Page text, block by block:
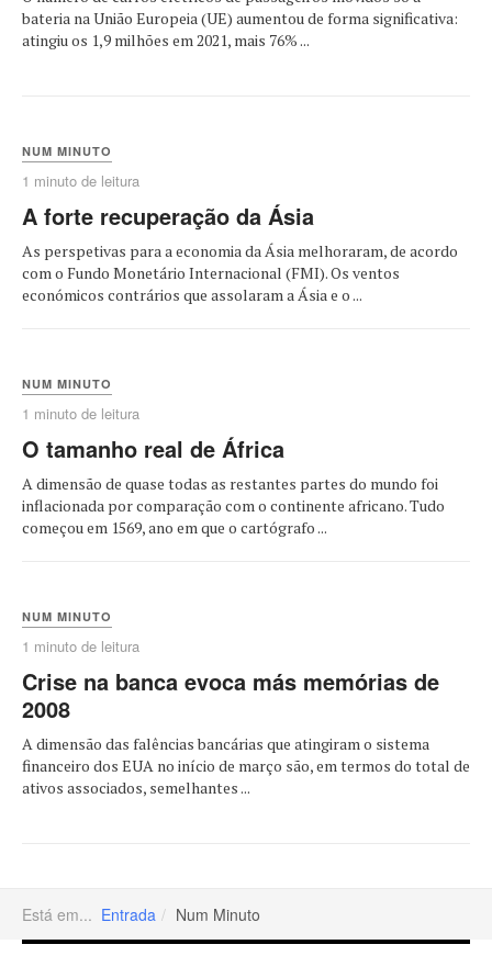
bateria na União Europeia (UE) aumentou de forma significativa:
atingiu os 1,9 milhões em 2021, mais 76% ...
NUM MINUTO
1 minuto de leitura
A forte recuperação da Ásia
As perspetivas para a economia da Ásia melhoraram, de acordo
com o Fundo Monetário Internacional (FMI). Os ventos
económicos contrários que assolaram a Ásia e o ...
NUM MINUTO
1 minuto de leitura
O tamanho real de África
A dimensão de quase todas as restantes partes do mundo foi
inflacionada por comparação com o continente africano. Tudo
começou em 1569, ano em que o cartógrafo ...
NUM MINUTO
1 minuto de leitura
Crise na banca evoca más memórias de
2008
A dimensão das falências bancárias que atingiram o sistema
financeiro dos EUA no início de março são, em termos do total de
ativos associados, semelhantes ...
Está em... Entrada Num Minuto